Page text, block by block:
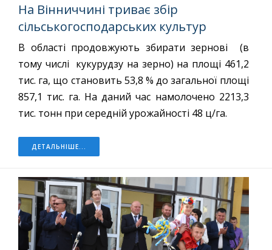
На Вінниччині триває збір
сільськогосподарських культур
В області продовжують збирати зернові (в
тому числі кукурудзу на зерно) на площі 461,2
тис. га, що становить 53,8 % до загальної площі
857,1 тис. га. На даний час намолочено 2213,3
тис. тонн при середній урожайності 48 ц/га.
ДЕТАЛЬНІШЕ...